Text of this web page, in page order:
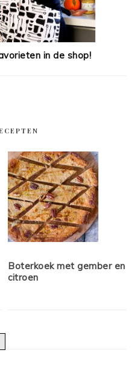
in de shop!
Boterkoek met gember en
citroen